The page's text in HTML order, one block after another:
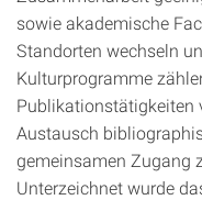
sowie akademische
Standorten wechseln
Kulturprogramme
Publikationstätigkeiten
Austausch
gemeinsamen Zugang
Unterzeichnet wurde